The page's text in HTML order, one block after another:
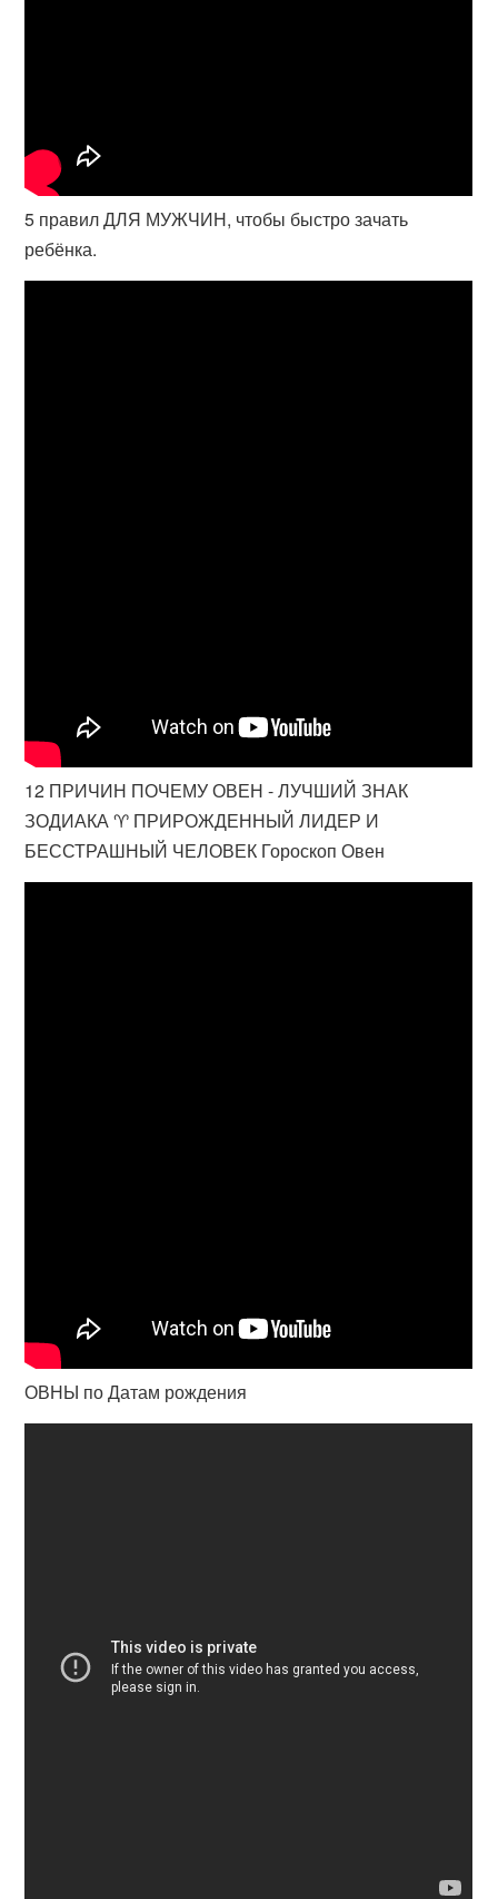
5 правил ДЛЯ МУЖЧИН, чтобы быстро зачать
ребёнка.
12 ПРИЧИН ПОЧЕМУ ОВЕН - ЛУЧШИЙ ЗНАК
ЗОДИАКА ♈ ПРИРОЖДЕННЫЙ ЛИДЕР И
БЕССТРАШНЫЙ ЧЕЛОВЕК Гороскоп Овен
ОВНЫ по Датам рождения